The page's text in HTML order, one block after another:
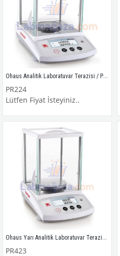
Ohaus Analitik Laboratuvar Terazisi / PR224
PR224
Lütfen Fiyat İsteyiniz..
Ohaus Yarı Analitik Laboratuvar Terazisi / PR423
PR423